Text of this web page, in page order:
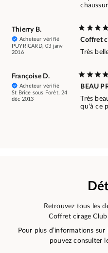
Thierry B.
Acheteur vérifié
PUYRICARD, 03 janv
2016
Coffret
Très
Françoise D.
Acheteur vérifié
St Brice sous Forêt, 24
déc 2013
BEAU
Très
qu'à ce
Retrouvez tous les
Coffret cirage
Pour plus d’informations
pouvez consulter